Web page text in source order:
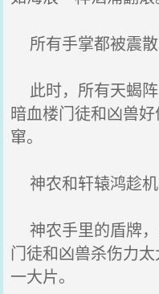
所有手掌都被震散
此时，所有天蝎
暗血楼门徒和凶兽
窜。
神农和轩辕鸿趁机
神农手里的盾牌
门徒和凶兽杀伤力
一大片。